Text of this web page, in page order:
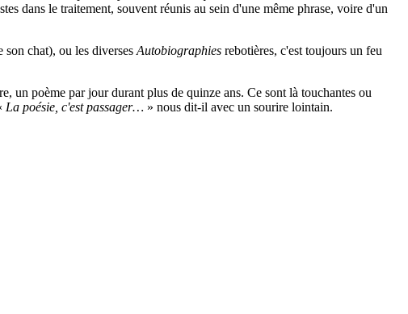
dans le traitement, souvent réunis au sein d'une même phrase, voire d'un
son chat), ou les diverses Autobiographies rebotières, c'est toujours un feu
un poème par jour durant plus de quinze ans. Ce sont là touchantes ou
La poésie, c'est passager… » nous dit-il avec un sourire lointain.